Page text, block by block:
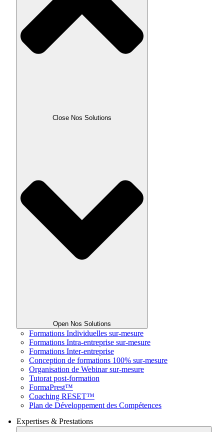
Close Nos Solutions
Open Nos Solutions
Formations Individuelles sur-mesure
Formations Intra-entreprise sur-mesure
Formations Inter-entreprise
Conception de formations 100% sur-mesure
Organisation de Webinar sur-mesure
Tutorat post-formation
FormaPrest™
Coaching RESET™
Plan de Développement des Compétences
Expertises & Prestations